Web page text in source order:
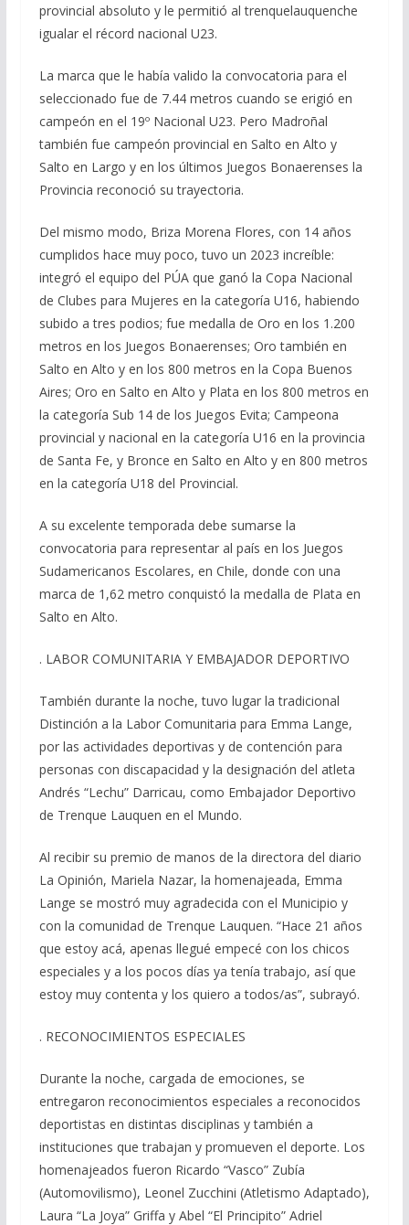
provincial absoluto y le permitió al trenquelauquenche
igualar el récord nacional U23.
La marca que le había valido la convocatoria para el
seleccionado fue de 7.44 metros cuando se erigió en
campeón en el 19º Nacional U23. Pero Madroñal
también fue campeón provincial en Salto en Alto y
Salto en Largo y en los últimos Juegos Bonaerenses la
Provincia reconoció su trayectoria.
Del mismo modo, Briza Morena Flores, con 14 años
cumplidos hace muy poco, tuvo un 2023 increíble:
integró el equipo del PÚA que ganó la Copa Nacional
de Clubes para Mujeres en la categoría U16, habiendo
subido a tres podios; fue medalla de Oro en los 1.200
metros en los Juegos Bonaerenses; Oro también en
Salto en Alto y en los 800 metros en la Copa Buenos
Aires; Oro en Salto en Alto y Plata en los 800 metros en
la categoría Sub 14 de los Juegos Evita; Campeona
provincial y nacional en la categoría U16 en la provincia
de Santa Fe, y Bronce en Salto en Alto y en 800 metros
en la categoría U18 del Provincial.
A su excelente temporada debe sumarse la
convocatoria para representar al país en los Juegos
Sudamericanos Escolares, en Chile, donde con una
marca de 1,62 metro conquistó la medalla de Plata en
Salto en Alto.
. LABOR COMUNITARIA Y EMBAJADOR DEPORTIVO
También durante la noche, tuvo lugar la tradicional
Distinción a la Labor Comunitaria para Emma Lange,
por las actividades deportivas y de contención para
personas con discapacidad y la designación del atleta
Andrés “Lechu” Darricau, como Embajador Deportivo
de Trenque Lauquen en el Mundo.
Al recibir su premio de manos de la directora del diario
La Opinión, Mariela Nazar, la homenajeada, Emma
Lange se mostró muy agradecida con el Municipio y
con la comunidad de Trenque Lauquen. “Hace 21 años
que estoy acá, apenas llegué empecé con los chicos
especiales y a los pocos días ya tenía trabajo, así que
estoy muy contenta y los quiero a todos/as”, subrayó.
. RECONOCIMIENTOS ESPECIALES
Durante la noche, cargada de emociones, se
entregaron reconocimientos especiales a reconocidos
deportistas en distintas disciplinas y también a
instituciones que trabajan y promueven el deporte. Los
homenajeados fueron Ricardo “Vasco” Zubía
(Automovilismo), Leonel Zucchini (Atletismo Adaptado),
Laura “La Joya” Griffa y Abel “El Principito” Adriel